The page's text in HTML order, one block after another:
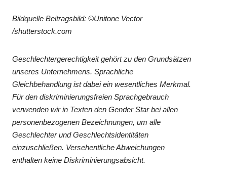
Bildquelle Beitragsbild: ©Unitone Vector
/shutterstock.com
Geschlechtergerechtigkeit gehört zu den Grundsätzen
unseres Unternehmens. Sprachliche
Gleichbehandlung ist dabei ein wesentliches Merkmal.
Für den diskriminierungsfreien Sprachgebrauch
verwenden wir in Texten den Gender Star bei allen
personenbezogenen Bezeichnungen, um alle
Geschlechter und Geschlechtsidentitäten
einzuschließen. Versehentliche Abweichungen
enthalten keine Diskriminierungsabsicht.